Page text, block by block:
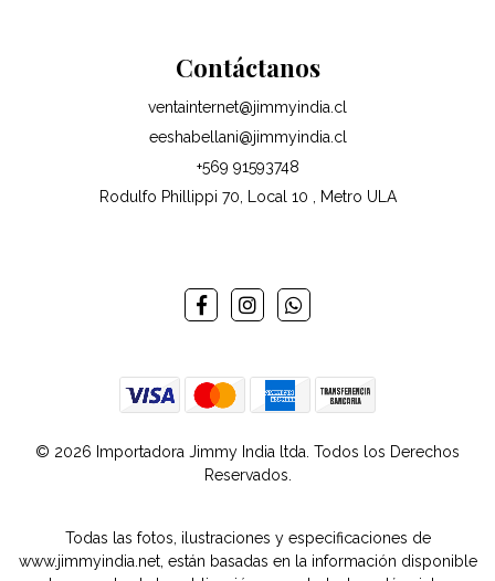
Contáctanos
ventainternet@jimmyindia.cl
eeshabellani@jimmyindia.cl
+569 91593748
Rodulfo Phillippi 70, Local 10 , Metro ULA
© 2026 Importadora Jimmy India ltda. Todos los Derechos
Reservados.
Todas las fotos, ilustraciones y especificaciones de
www.jimmyindia.net, están basadas en la información disponible